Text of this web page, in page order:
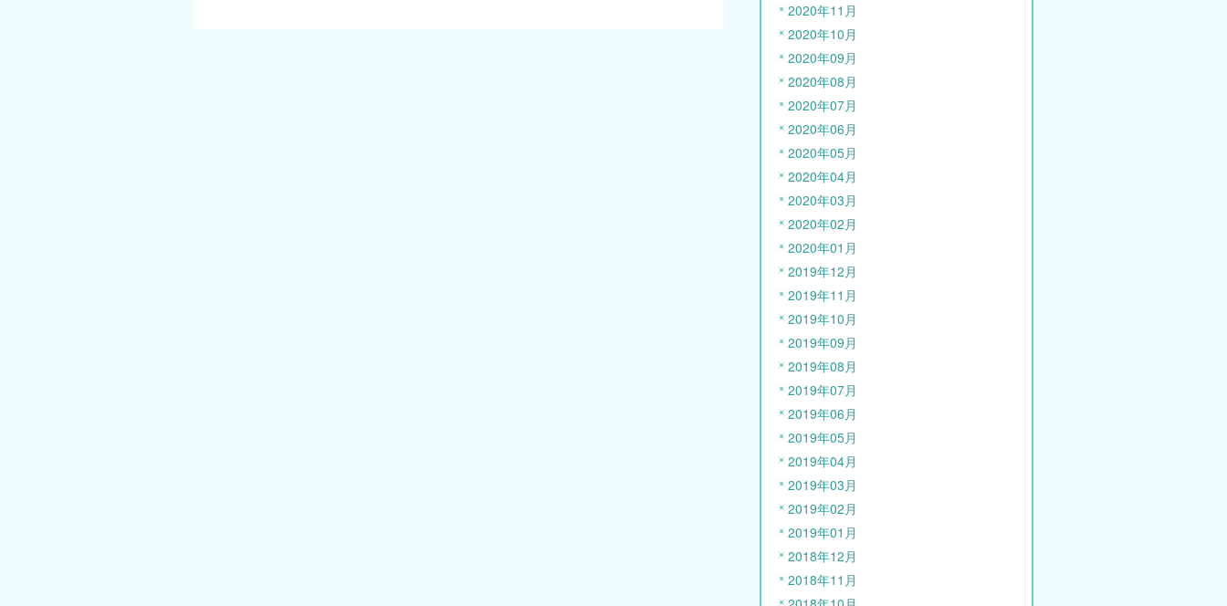
2020年11月
2020年10月
2020年09月
2020年08月
2020年07月
2020年06月
2020年05月
2020年04月
2020年03月
2020年02月
2020年01月
2019年12月
2019年11月
2019年10月
2019年09月
2019年08月
2019年07月
2019年06月
2019年05月
2019年04月
2019年03月
2019年02月
2019年01月
2018年12月
2018年11月